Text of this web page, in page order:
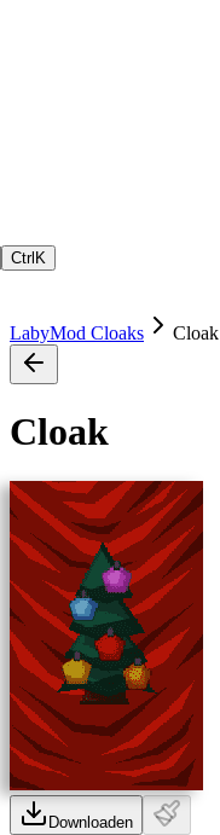
Ctrl K
LabyMod Cloaks Cloak
Cloak
Downloaden